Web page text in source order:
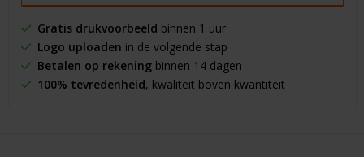
Gratis drukvoorbeeld binnen 1 uur
Logo uploaden in de volgende stap
Betalen op rekeningbinnen 14 dagen
100% tevredenheid, kwaliteit boven kwantiteit